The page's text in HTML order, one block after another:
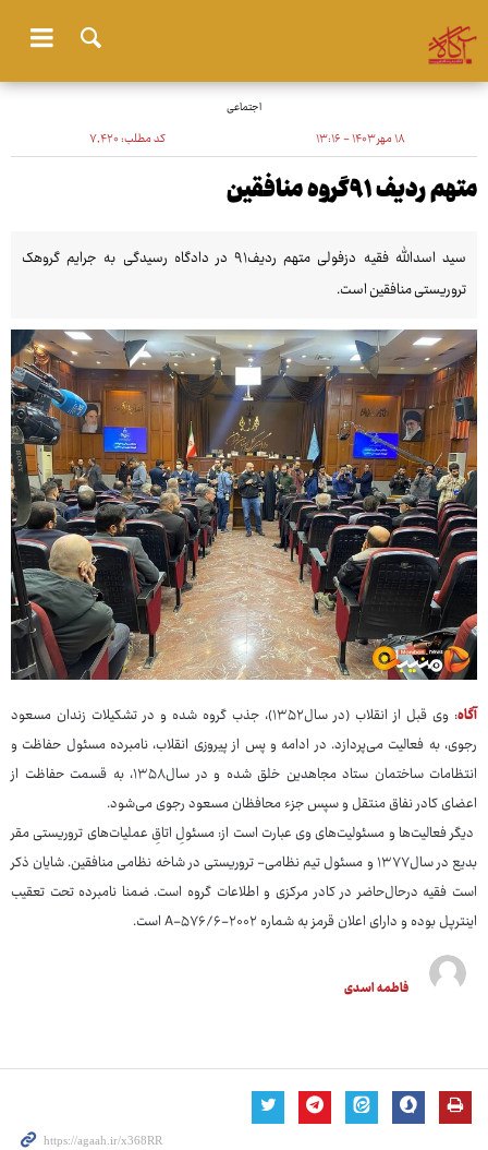
اجتماعی
۱۸ مهر ۱۴۰۳ - ۱۳:۱۶ کد مطلب:۷٬۴۲۰
متهم ردیف ۹۱گروه منافقین
سید اسدالله فقیه دزفولی متهم ردیف۹۱ در دادگاه رسیدگی به جرایم گروهک
تروریستی منافقین است.
آگاه
: وی قبل از انقلاب (در سال۱۳۵۲)، جذب گروه شده و در تشکیلات زندان مسعود
رجوی، به فعالیت می‌پردازد. در ادامه و پس از پیروزی انقلاب، نامبرده مسئول حفاظت و
انتظامات ساختمان ستاد مجاهدین خلق شده و در سال۱۳۵۸، به قسمت حفاظت از
اعضای کادر نفاق منتقل و سپس جزء محافظان مسعود رجوی می‌شود.
دیگر فعالیت‌ها و مسئولیت‌های وی عبارت است از: مسئولِ اتاقِ عملیات‌های تروریستی مقر
بدیع در سال۱۳۷۷ و مسئول تیم نظامی- تروریستی در شاخه نظامی منافقین. شایان ذکر
است فقیه درحال‌حاضر در کادر مرکزی و اطلاعات گروه است. ضمنا نامبرده تحت تعقیب
اینترپل بوده و دارای اعلان قرمز به شماره A-۵۷۶/۶-۲۰۰۲ است.
فاطمه اسدی